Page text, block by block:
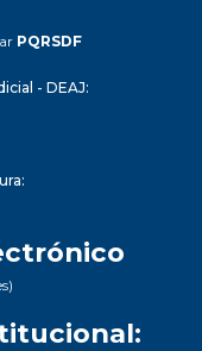
PQRSDF
- DEAJ: